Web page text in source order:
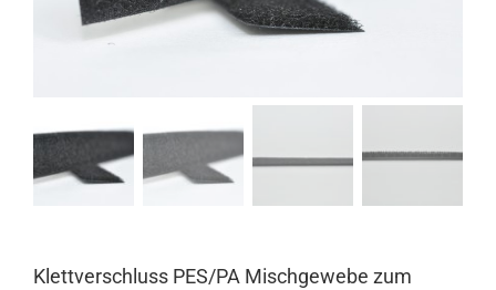
Klettverschluss PES/PA Mischgewebe zum